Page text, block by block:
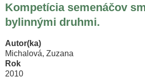
rostlinných
kořenů
závislé
působení
Kompetícia semenáčov
bylinnými druhmi.
Autor(ka)
Michalová, Zuzana
Rok
2010